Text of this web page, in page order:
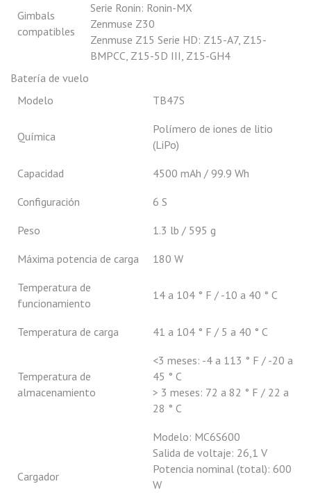
Gimbals
compatibles
Serie Ronin: Ronin-MX
Zenmuse Z30
Zenmuse Z15 Serie HD: Z15-A7, Z15-
BMPCC, Z15-5D III, Z15-GH4
Batería de vuelo
Modelo
TB47S
Química
Polímero de iones de litio
(LiPo)
Capacidad 4500 mAh / 99.9 Wh
Configuración 6 S
Peso 1.3 lb / 595 g
Máxima potencia de carga 180 W
Temperatura de
funcionamiento
14 a 104 ° F / -10 a 40 ° C
Temperatura de carga 41 a 104 ° F / 5 a 40 ° C
Temperatura de
almacenamiento
<3 meses: -4 a 113 ° F / -20 a
45 ° C
> 3 meses: 72 a 82 ° F / 22 a
28 ° C
Cargador
Modelo: MC6S600
Salida de voltaje: 26,1 V
Potencia nominal (total): 600
W